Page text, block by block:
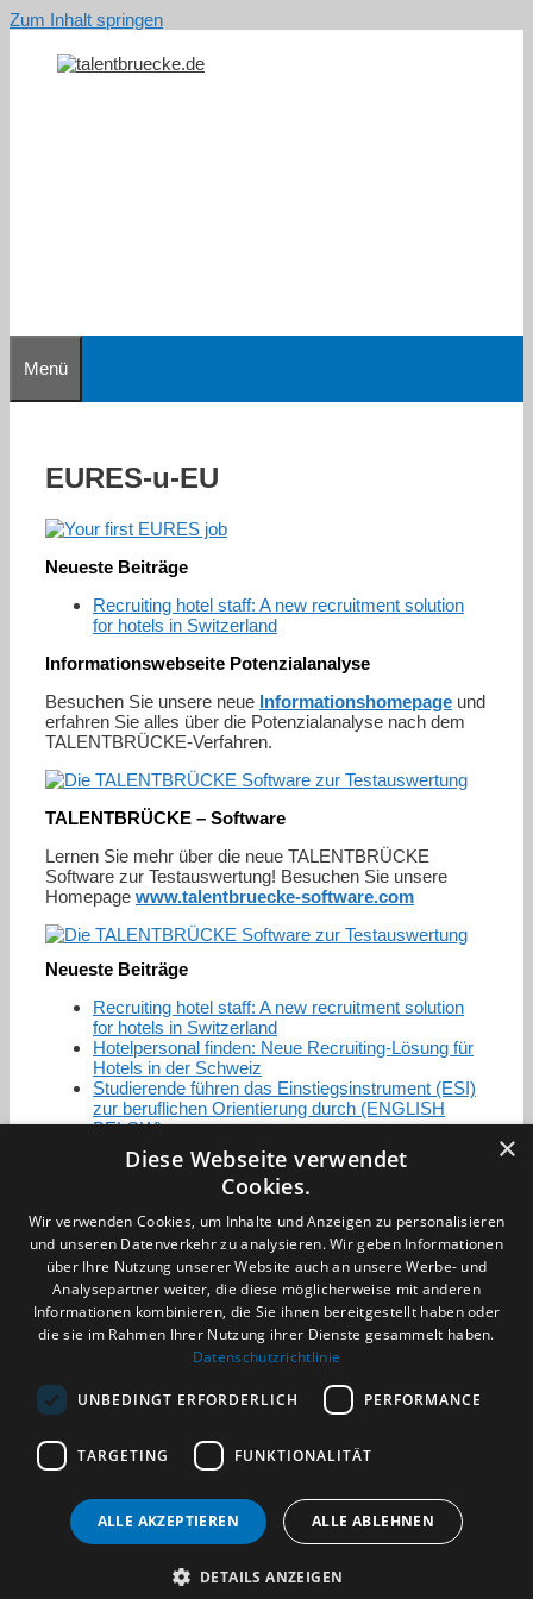
Zum Inhalt springen
Menü
EURES-u-EU
Neueste Beiträge
Recruiting hotel staff: A new recruitment solution
for hotels in Switzerland
Informationswebseite Potenzialanalyse
Besuchen Sie unsere neue Informationshomepage und
erfahren Sie alles über die Potenzialanalyse nach dem
TALENTBRÜCKE-Verfahren.
TALENTBRÜCKE – Software
Lernen Sie mehr über die neue TALENTBRÜCKE
Software zur Testauswertung! Besuchen Sie unsere
Homepage www.talentbruecke-software.com
Neueste Beiträge
Recruiting hotel staff: A new recruitment solution
for hotels in Switzerland
Hotelpersonal finden: Neue Recruiting-Lösung für
Hotels in der Schweiz
Studierende führen das Einstiegsinstrument (ESI)
zur beruflichen Orientierung durch (ENGLISH
BELOW)
Zertifizierung / Mitgliedschaften
Datenschutzerklärung
Benachrichtigungsservice
Kontakt und Anfahrt
(c) 2026 TALENTBRÜCKE GmbH & Co. KG
×
Diese Webseite verwendet
Cookies.
Wir verwenden Cookies, um Inhalte und Anzeigen zu personalisieren
und unseren Datenverkehr zu analysieren. Wir geben Informationen
über Ihre Nutzung unserer Website auch an unsere Werbe- und
Analysepartner weiter, die diese möglicherweise mit anderen
Informationen kombinieren, die Sie ihnen bereitgestellt haben oder
die sie im Rahmen Ihrer Nutzung ihrer Dienste gesammelt haben.
Datenschutzrichtlinie
UNBEDINGT ERFORDERLICH PERFORMANCE
TARGETING FUNKTIONALITÄT
ALLE AKZEPTIEREN ALLE ABLEHNEN
DETAILS ANZEIGEN